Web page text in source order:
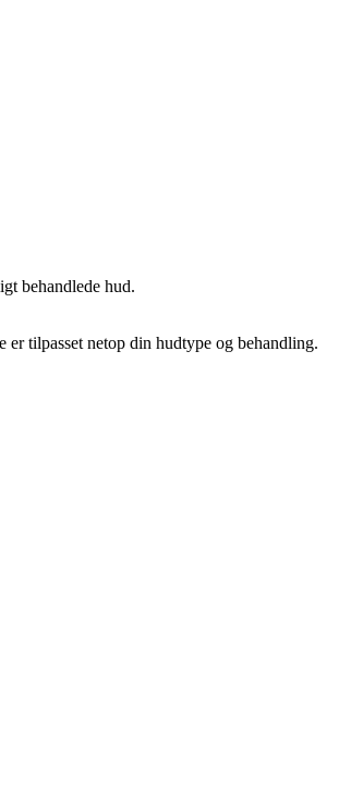
behandlede hud.
tilpasset netop din hudtype og behandling.